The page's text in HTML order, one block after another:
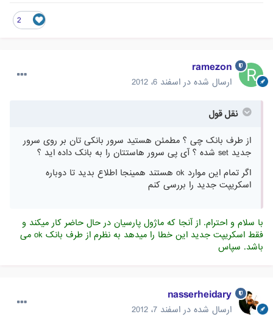
2
ramezon
ارسال شده در اسفند 6، 2012
نقل قول
از طرف بانک چی ؟ مطمئن هستید سرور بانکی تان بر روی سرور
جدید set شده ؟ آی پی سرور هاستتان را به بانک داده اید ؟
اگر تمام این موارد ok هستند همینجا اطلاع بدید تا دوباره
اسکریپت جدید را بررسی کنم
با سلام و احترام. از آنجا که ماژول پارسیان در حال حاضر کار میکند و
فقط اسکریپت جدید این خطا را میدهد به نظرم از طرف بانک ok می
باشد. سپاس
nasserheidary
ارسال شده در اسفند 7، 2012